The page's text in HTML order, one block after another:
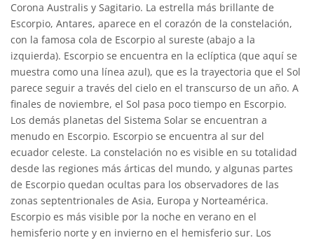
Corona Australis y Sagitario. La estrella más brillante de
Escorpio, Antares, aparece en el corazón de la constelación,
con la famosa cola de Escorpio al sureste (abajo a la
izquierda). Escorpio se encuentra en la eclíptica (que aquí se
muestra como una línea azul), que es la trayectoria que el Sol
parece seguir a través del cielo en el transcurso de un año. A
finales de noviembre, el Sol pasa poco tiempo en Escorpio.
Los demás planetas del Sistema Solar se encuentran a
menudo en Escorpio. Escorpio se encuentra al sur del
ecuador celeste. La constelación no es visible en su totalidad
desde las regiones más árticas del mundo, y algunas partes
de Escorpio quedan ocultas para los observadores de las
zonas septentrionales de Asia, Europa y Norteamérica.
Escorpio es más visible por la noche en verano en el
hemisferio norte y en invierno en el hemisferio sur. Los